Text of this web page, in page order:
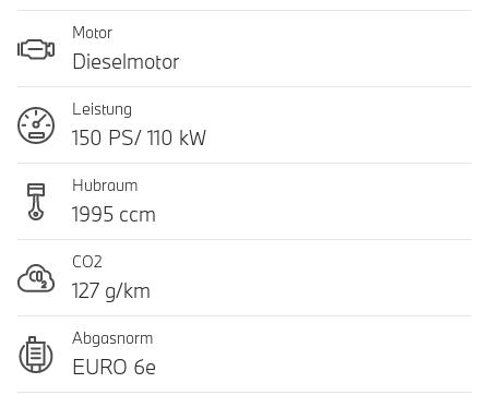
Motor
Dieselmotor
Leistung
150 PS/ 110 kW
Hubraum
1995 ccm
CO2
127 g/km
Abgasnorm
EURO 6e